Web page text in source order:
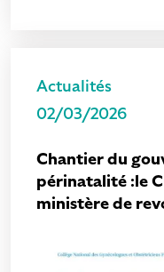
Actualités
02/03/2026
Chantier du
périnatalité :le
ministère de